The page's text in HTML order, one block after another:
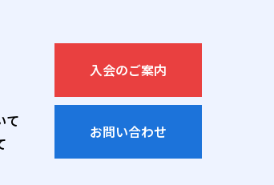
て
入会のご案内
お問い合わせ